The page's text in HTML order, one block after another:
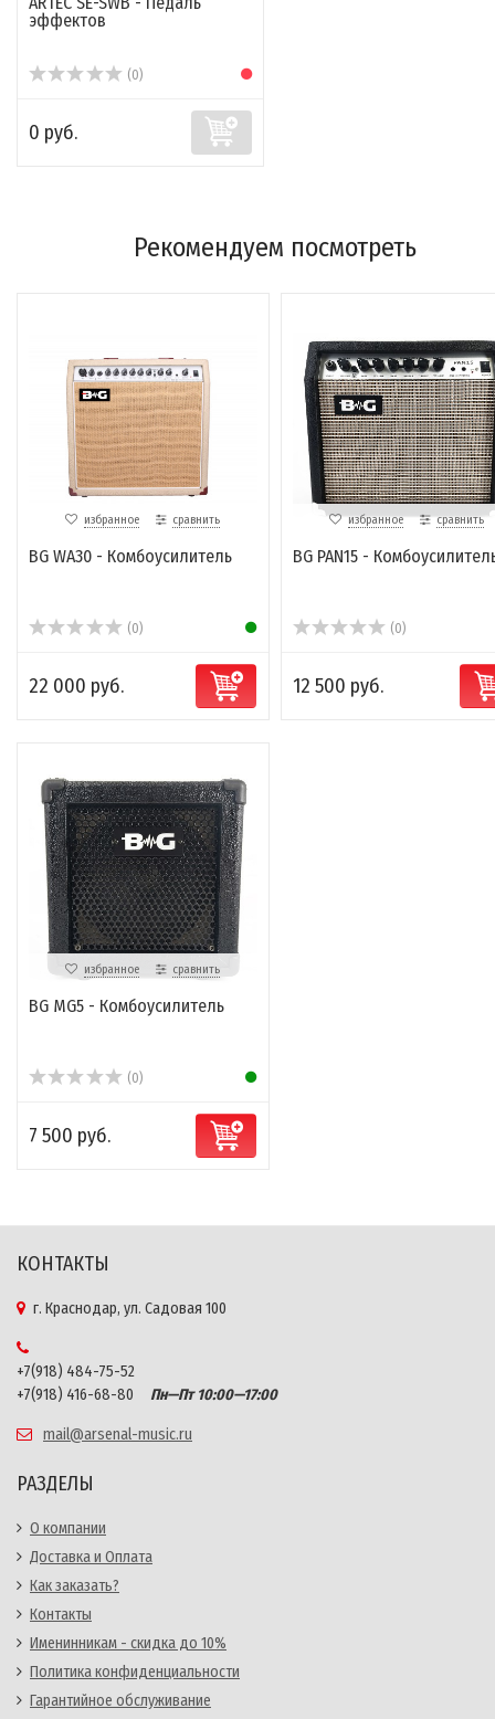
эффектов
(0)
0 руб.
Рекомендуем посмотреть
избранное сравнить
BG WA30 - Комбоусилитель
(0)
22 000 руб.
избранное сравнить
BG PAN15 -
(0)
12 500 руб.
избранное сравнить
BG MG5 - Комбоусилитель
(0)
7 500 руб.
КОНТАКТЫ
г. Краснодар, ул. Садовая 100
+7(918) 484-75-52
+7(918) 416-68-80
Пн—Пт 10:00—17:00
mail@arsenal-music.ru
РАЗДЕЛЫ
О компании
Доставка и Оплата
Как заказать?
Контакты
Именинникам - скидка до 10%
Политика конфиденциальности
Гарантийное обслуживание